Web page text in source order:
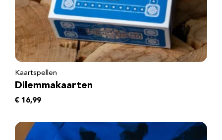
Kaartspellen
Dilemmakaarten
€ 16,99